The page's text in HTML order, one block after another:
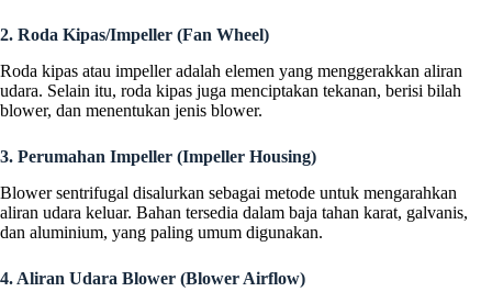
2. Roda Kipas/Impeller (Fan Wheel)
Roda kipas atau impeller adalah elemen yang menggerakkan aliran
udara. Selain itu, roda kipas juga menciptakan tekanan, berisi bilah
blower, dan menentukan jenis blower.
3. Perumahan Impeller (Impeller Housing)
Blower sentrifugal disalurkan sebagai metode untuk mengarahkan
aliran udara keluar. Bahan tersedia dalam baja tahan karat, galvanis,
dan aluminium, yang paling umum digunakan.
4. Aliran Udara Blower (Blower Airflow)